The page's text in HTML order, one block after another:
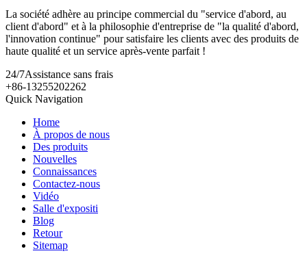
La société adhère au principe commercial du "service d'abord, au
client d'abord" et à la philosophie d'entreprise de "la qualité d'abord,
l'innovation continue" pour satisfaire les clients avec des produits de
haute qualité et un service après-vente parfait !
24/7Assistance sans frais
+86-13255202262
Quick Navigation
Home
À propos de nous
Des produits
Nouvelles
Connaissances
Contactez-nous
Vidéo
Salle d'expositi
Blog
Retour
Sitemap